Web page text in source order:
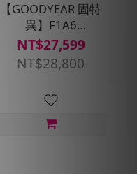
【GOODYEAR 固特
異】F1A6
SUV_255/45/R20四入
組輪胎_電車適配(含安
裝定位平衡)
NT$27,599
NT$28,800